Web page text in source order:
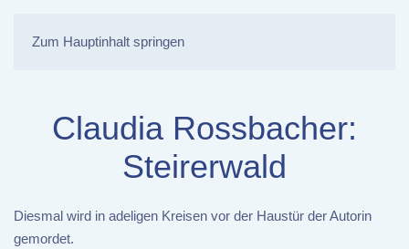
Zum Hauptinhalt springen
Claudia Rossbacher:
Steirerwald
Diesmal wird in adeligen Kreisen vor der Haustür der Autorin
gemordet.